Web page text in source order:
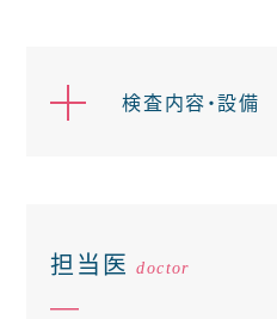
検査内容・設備
担当医doctor
━